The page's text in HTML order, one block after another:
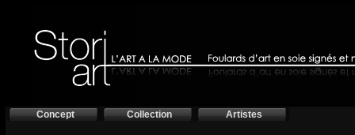
Concept Collection Artistes